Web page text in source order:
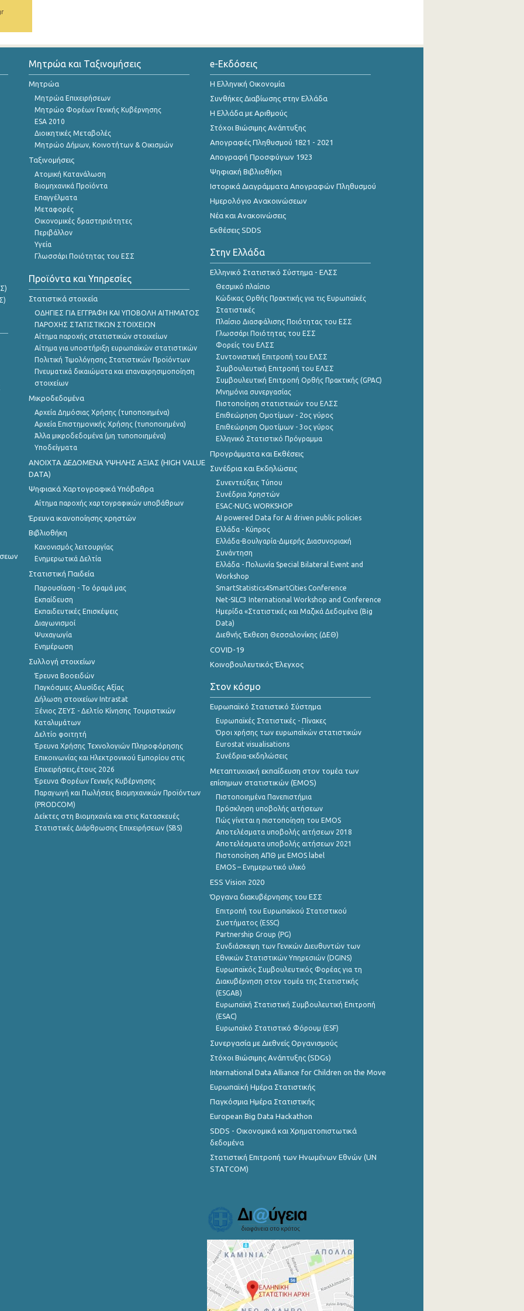
Μητρώα και Ταξινομήσεις
Μητρώα
Μητρώα Επιχειρήσεων
Μητρώο Φορέων Γενικής Κυβέρνησης
ESA 2010
Διοικητικές Μεταβολές
Μητρώο Δήμων, Κοινοτήτων & Οικισμών
Ταξινομήσεις
Ατομική Κατανάλωση
Βιομηχανικά Προϊόντα
Επαγγέλματα
Μεταφορές
Οικονομικές δραστηριότητες
Περιβάλλον
Υγεία
Γλωσσάρι Ποιότητας του ΕΣΣ
Προϊόντα και Υπηρεσίες
Στατιστικά στοιχεία
ΟΔΗΓΙΕΣ ΓΙΑ ΕΓΓΡΑΦΗ ΚΑΙ ΥΠΟΒΟΛΗ ΑΙΤΗΜΑΤΟΣ
ΠΑΡΟΧΗΣ ΣΤΑΤΙΣΤΙΚΩΝ ΣΤΟΙΧΕΙΩΝ
Αίτημα παροχής στατιστικών στοιχείων
Αίτημα για υποστήριξη ευρωπαϊκών στατιστικών
Πολιτική Τιμολόγησης Στατιστικών Προϊόντων
Πνευματικά δικαιώματα και επαναχρησιμοποίηση
στοιχείων
Μικροδεδομένα
Αρχεία Δημόσιας Χρήσης (τυποποιημένα)
Αρχεία Επιστημονικής Χρήσης (τυποποιημένα)
Άλλα μικροδεδομένα (μη τυποποιημένα)
Υποδείγματα
ANOIXTA ΔΕΔΟΜΕΝΑ ΥΨΗΛΗΣ ΑΞΙΑΣ (HIGH VALUE
DATA)
Ψηφιακά Χαρτογραφικά Υπόβαθρα
Αίτημα παροχής χαρτογραφικών υποβάθρων
Έρευνα ικανοποίησης χρηστών
Βιβλιοθήκη
Κανονισμός λειτουργίας
Ενημερωτικά Δελτία
Στατιστική Παιδεία
Παρουσίαση - Το όραμά μας
Εκπαίδευση
Εκπαιδευτικές Επισκέψεις
Διαγωνισμοί
Ψυχαγωγία
Ενημέρωση
Συλλογή στοιχείων
Έρευνα Βοοειδών
Παγκόσμιες Αλυσίδες Αξίας
Δήλωση στοιχείων Intrastat
Ξένιος ΖΕΥΣ - Δελτίο Κίνησης Τουριστικών
Καταλυμάτων
Δελτίο φοιτητή
Έρευνα Χρήσης Τεχνολογιών Πληροφόρησης
Επικοινωνίας και Ηλεκτρονικού Εμπορίου στις
Επιχειρήσεις,έτους 2026
Έρευνα Φορέων Γενικής Κυβέρνησης
Παραγωγή και Πωλήσεις Βιομηχανικών Προϊόντων
(PRODCOM)
Δείκτες στη Βιομηχανία και στις Κατασκευές
Στατιστικές Διάρθρωσης Επιχειρήσεων (SBS)
e-Εκδόσεις
Η Ελληνική Οικονομία
Συνθήκες Διαβίωσης στην Ελλάδα
Η Ελλάδα με Αριθμούς
Στόχοι Βιώσιμης Ανάπτυξης
Απογραφές Πληθυσμού 1821 - 2021
Απογραφή Προσφύγων 1923
Ψηφιακή Βιβλιοθήκη
Ιστορικά Διαγράμματα Απογραφών Πληθυσμού
Ημερολόγιο Ανακοινώσεων
Νέα και Ανακοινώσεις
Εκθέσεις SDDS
Στην Ελλάδα
Ελληνικό Στατιστικό Σύστημα - ΕΛΣΣ
Θεσμικό πλαίσιο
Κώδικας Ορθής Πρακτικής για τις Ευρωπαϊκές
Στατιστικές
Πλαίσιο Διασφάλισης Ποιότητας του ΕΣΣ
Γλωσσάρι Ποιότητας του ΕΣΣ
Φορείς του ΕΛΣΣ
Συντονιστική Επιτροπή του ΕΛΣΣ
Συμβουλευτική Επιτροπή του ΕΛΣΣ
Συμβουλευτική Επιτροπή Ορθής Πρακτικής (GPAC)
Μνημόνια συνεργασίας
Πιστοποίηση στατιστικών του ΕΛΣΣ
Επιθεώρηση Ομοτίμων - 2ος γύρος
Επιθεώρηση Ομοτίμων - 3ος γύρος
Ελληνικό Στατιστικό Πρόγραμμα
Προγράμματα και Εκθέσεις
Συνέδρια και Εκδηλώσεις
Συνεντεύξεις Τύπου
Συνέδρια Χρηστών
ESAC-NUCs WORKSHOP
AI powered Data for AI driven public policies
Ελλάδα - Κύπρος
Ελλάδα-Βουλγαρία-Διμερής Διασυνοριακή
Συνάντηση
Ελλάδα - Πολωνία Special Bilateral Event and
Workshop
SmartStatistics4SmartCities Conference
Net-SILC3 International Workshop and Conference
Ημερίδα «Στατιστικές και Μαζικά Δεδομένα (Big
Data)
Διεθνής Έκθεση Θεσσαλονίκης (ΔΕΘ)
COVID-19
Κοινοβουλευτικός Έλεγχος
Στον κόσμο
Ευρωπαϊκό Στατιστικό Σύστημα
Ευρωπαϊκές Στατιστικές - Πίνακες
Όροι χρήσης των ευρωπαΪκών στατιστικών
Eurostat visualisations
Συνέδρια-εκδηλώσεις
Μεταπτυχιακή εκπαίδευση στον τομέα των
επίσημων στατιστικών (EMOS)
Πιστοποιημένα Πανεπιστήμια
Πρόσκληση υποβολής αιτήσεων
Πώς γίνεται η πιστοποίηση του EMOS
Αποτελέσματα υποβολής αιτήσεων 2018
Αποτελέσματα υποβολής αιτήσεων 2021
Πιστοποίηση ΑΠΘ με EMOS label
EMOS – Ενημερωτικό υλικό
ESS Vision 2020
Όργανα διακυβέρνησης του ΕΣΣ
Επιτροπή του Ευρωπαϊκού Στατιστικού
Συστήματος (ESSC)
Partnership Group (PG)
Συνδιάσκεψη των Γενικών Διευθυντών των
Εθνικών Στατιστικών Υπηρεσιών (DGINS)
Ευρωπαϊκός Συμβουλευτικός Φορέας για τη
Διακυβέρνηση στον τομέα της Στατιστικής
(ESGAB)
Ευρωπαϊκή Στατιστική Συμβουλευτική Επιτροπή
(ESAC)
Ευρωπαϊκό Στατιστικό Φόρουμ (ESF)
Συνεργασία με Διεθνείς Οργανισμούς
Στόχοι Βιώσιμης Ανάπτυξης (SDGs)
International Data Alliance for Children on the Move
Ευρωπαϊκή Ημέρα Στατιστικής
Παγκόσμια Ημέρα Στατιστικής
European Big Data Hackathon
SDDS - Οικονομικά και Χρηματοπιστωτικά
δεδομένα
Στατιστική Επιτροπή των Ηνωμένων Εθνών (UN
STATCOM)